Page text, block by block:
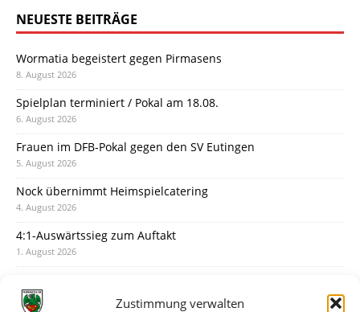
Zustimmung verwalten
NEUESTE BEITRÄGE
Wormatia begeistert gegen Pirmasens
8. August 2026
Spielplan terminiert / Pokal am 18.08.
6. August 2026
Frauen im DFB-Pokal gegen den SV Eutingen
5. August 2026
Nock übernimmt Heimspielcatering
4. August 2026
4:1-Auswärtssieg zum Auftakt
1. August 2026
31. Juli 2026